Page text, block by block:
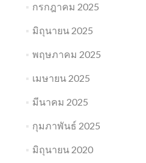
กรกฎาคม 2025
มิถุนายน 2025
พฤษภาคม 2025
เมษายน 2025
มีนาคม 2025
กุมภาพันธ์ 2025
มิถุนายน 2020